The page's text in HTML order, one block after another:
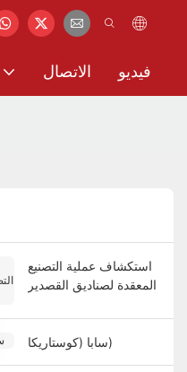
الاتصال فيديو
استكشاف عملية التصنيع
المعقدة لصناديق القصدير
سابا (كوستاريكا)